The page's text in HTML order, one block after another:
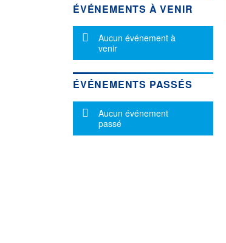
ÉVÉNEMENTS À VENIR
Message d'information
Aucun événement à
venir
ÉVÉNEMENTS PASSÉS
Message d'information
Aucun événement
passé